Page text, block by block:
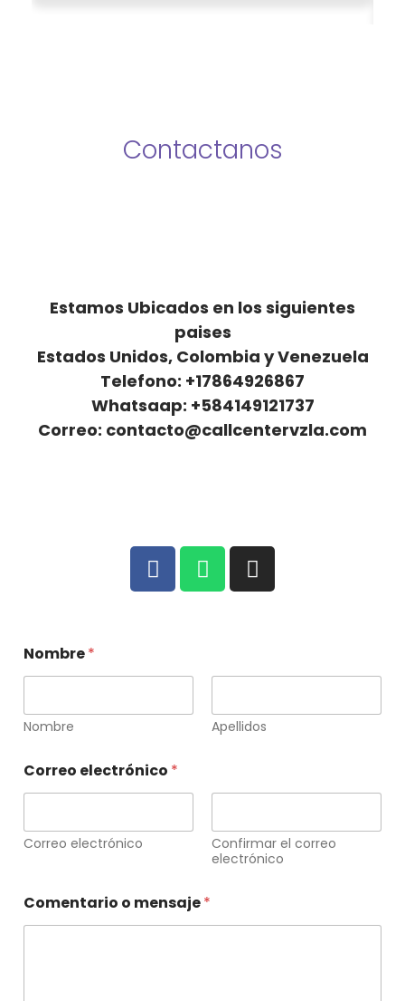
Contactanos
Estamos Ubicados en los siguientes
paises
Estados Unidos, Colombia y Venezuela
Telefono: +17864926867
Whatsaap: +584149121737
Correo: contacto@callcentervzla.com
Nombre*
Nombre Apellidos
Correo electrónico *
Correo electrónico
Confirmar el correo
electrónico
Comentario o mensaje*